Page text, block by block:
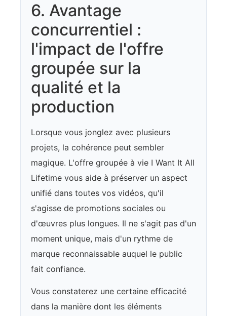
6. Avantage
concurrentiel :
l'impact de l'offre
groupée sur la
qualité et la
production
Lorsque vous jonglez avec plusieurs
projets, la cohérence peut sembler
magique. L'offre groupée à vie I Want It All
Lifetime vous aide à préserver un aspect
unifié dans toutes vos vidéos, qu'il
s'agisse de promotions sociales ou
d'œuvres plus longues. Il ne s'agit pas d'un
moment unique, mais d'un rythme de
marque reconnaissable auquel le public
fait confiance.
Vous constaterez une certaine efficacité
dans la manière dont les éléments